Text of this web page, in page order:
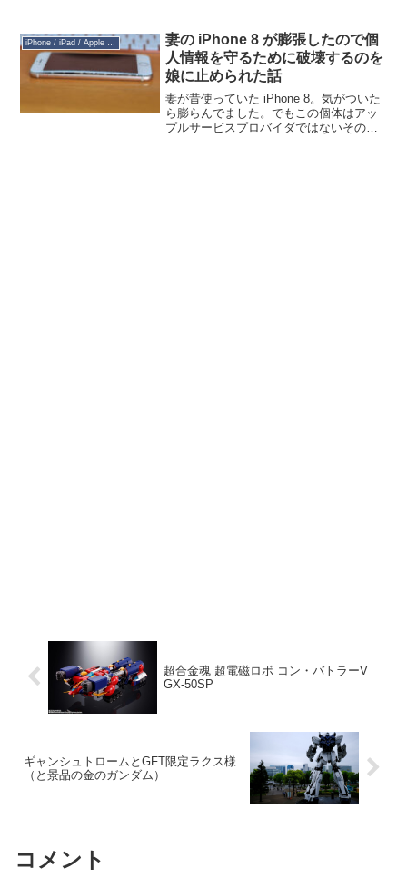
な仕様であることが判明。い...
妻の iPhone 8 が膨張したので個
人情報を守るために破壊するのを
娘に止められた話
妻が昔使っていた iPhone 8。気がついた
ら膨らんでました。でもこの個体はアッ
プルサービスプロバイダではないその辺
超合金魂 超電磁ロボ コン・バトラーV
GX-50SP
ギャンシュトロームとGFT限定ラクス様
（と景品の金のガンダム）
コメント